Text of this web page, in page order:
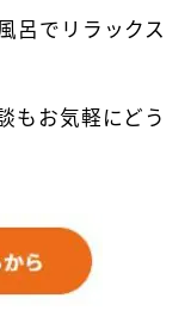
呂でリラックス
もお気軽にどう